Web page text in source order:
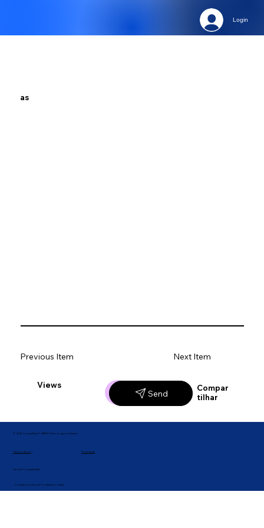
Login
as
Views
Send
Compar
tilhar
Previous Item Next Item
© 2026 ConnectWave® · MBM Technologies and Games
Termos de uso
Idioma: Português (BR)
Privacidade
Conectando pessoas. Fortalecendo ideias.